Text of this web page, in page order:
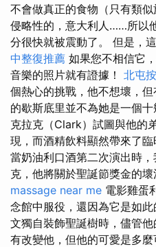
不會做真正的食物（只有類
侵略性的，意大利人……所以
分很快就被震動了。 但是，
中整復推薦 如果您不相信它
音樂的照片就有證據！ 北屯
個熱心的挑戰，他不想壞，但
的歇斯底里並不為她是一個
克拉克（Clark）試圖與他的
現，而酒精飲料顯然帶來了臨
當奶油利口酒第二次演出時
克，他將關於聖誕節獎金的壞
massage near me 電影雞蛋
念館中服役，還因為它是如
文獨自裝飾聖誕樹時，儘管
有改變他，但他的可愛是多麼